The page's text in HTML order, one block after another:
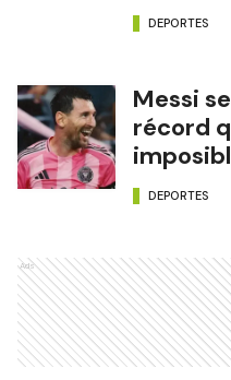
DEPORTES
Messi
récord
DEPORTES
Ads